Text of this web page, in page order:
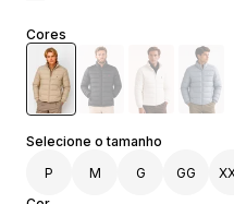
Cores
P M G GG